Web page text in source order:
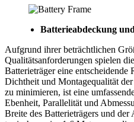
Batterieabdeckung
Aufgrund ihrer beträchtlichen
Qualitätsanforderungen spielen
Batterieträger eine
Dichtheit und Montagequalität
zu minimieren, ist eine
Ebenheit, Parallelität und
Breite des Batterieträgers und der